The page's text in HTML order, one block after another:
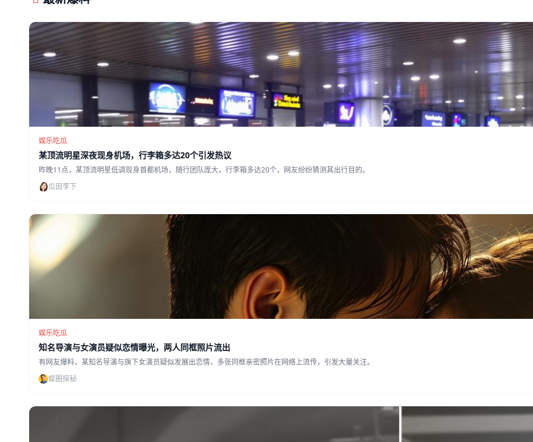
娱乐吃瓜
某顶流明星深夜现身机场，行李箱多达20个引发热议
昨晚11点，某顶流明星低调现身首都机场，随行团队庞大，行李箱多达20个，网友纷纷猜测其出行目的。
瓜田李下
娱乐吃瓜
知名导演与女演员疑似恋情曝光，两人同框照片流出
有网友爆料，某知名导演与旗下女演员疑似发展出恋情，多张同框亲密照片在网络上流传，引发大量关注。
娱圈探秘